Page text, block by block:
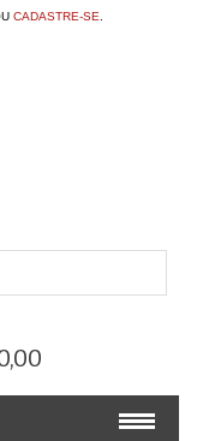
CADASTRE-SE